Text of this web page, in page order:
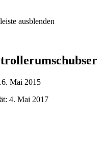
ausblenden
Mai 2015
4. Mai 2017